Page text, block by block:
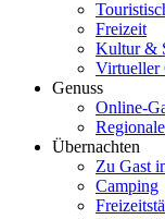
Freizeit
Kultur &
Virtueller
Genuss
Online-
Übernachten
Zu Gast
Camping